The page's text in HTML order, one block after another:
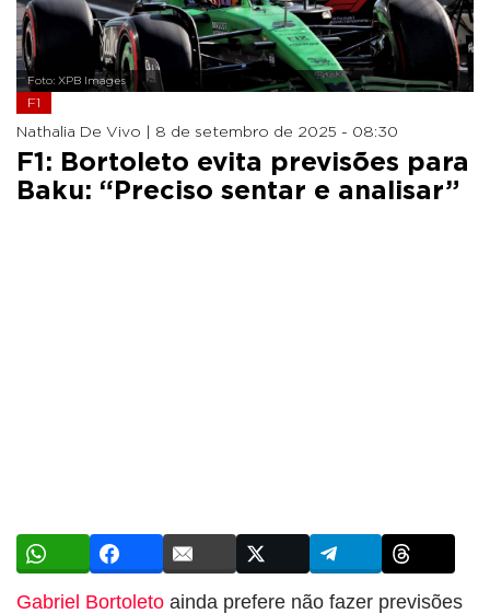
Foto: XPB Images
F1
Nathalia De Vivo | 8 de setembro de 2025 - 08:30
F1: Bortoleto evita previsões para
Baku: “Preciso sentar e analisar”
Gabriel Bortoleto ainda prefere não fazer previsões